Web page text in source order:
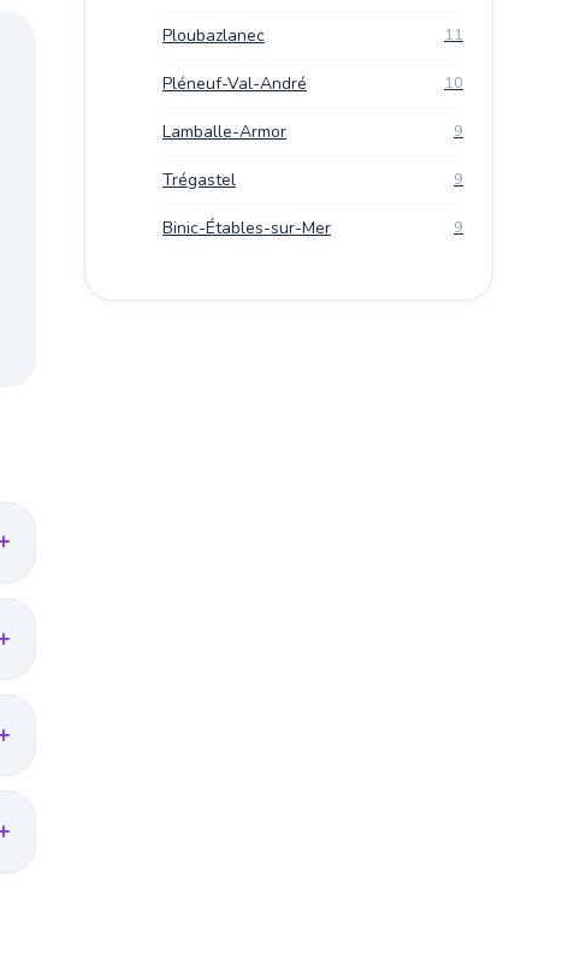
Ploubazlanec 11
Pléneuf-Val-André 10
Lamballe-Armor 9
Trégastel 9
Binic-Étables-sur-Mer 9